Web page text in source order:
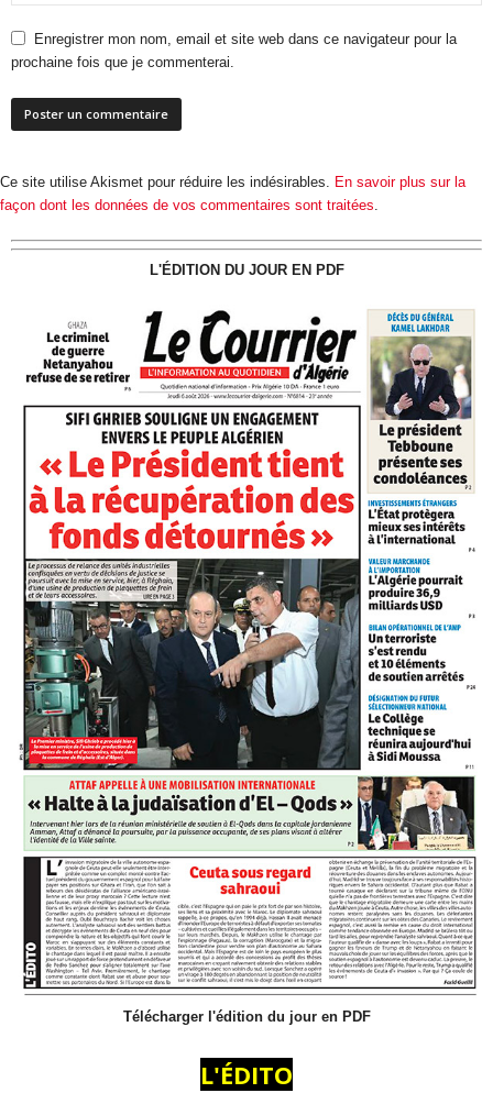
Enregistrer mon nom, email et site web dans ce navigateur pour la
prochaine fois que je commenterai.
Ce site utilise Akismet pour réduire les indésirables. En savoir plus sur la
façon dont les données de vos commentaires sont traitées
L'ÉDITION DU JOUR EN PDF
Télécharger l'édition du jour en PDF
L'ÉDITO